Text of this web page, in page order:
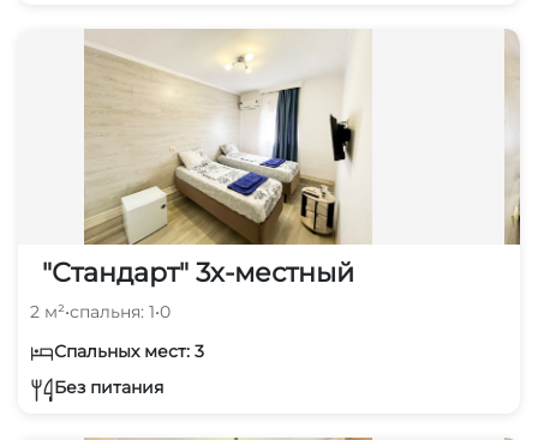
"Стандарт" 3х-местный
2 м²•спальня: 1•0
Спальных мест: 3
Без питания